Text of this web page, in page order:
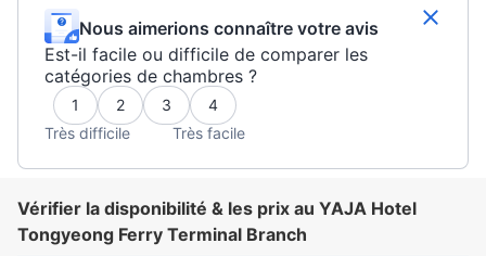
Nous aimerions connaître votre avis
Est-il facile ou difficile de comparer les
catégories de chambres ?
1 2 3
4
Très difficile
Très facile
Vérifier la disponibilité & les prix au YAJA Hotel
Tongyeong Ferry Terminal Branch